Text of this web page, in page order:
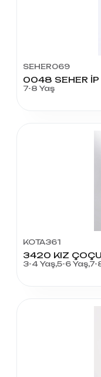
SEHER069
7-8 Yaş
KOTA361
3420 KIZ
3-4 Yaş,5-6 Yaş,7-